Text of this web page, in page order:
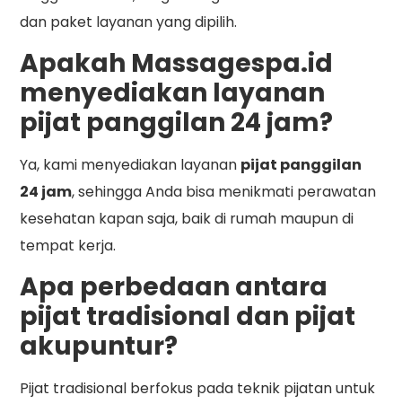
dan paket layanan yang dipilih.
Apakah Massagespa.id
menyediakan layanan
pijat panggilan 24 jam?
Ya, kami menyediakan layanan pijat panggilan
24 jam, sehingga Anda bisa menikmati perawatan
kesehatan kapan saja, baik di rumah maupun di
tempat kerja.
Apa perbedaan antara
pijat tradisional dan pijat
akupuntur?
Pijat tradisional berfokus pada teknik pijatan untuk